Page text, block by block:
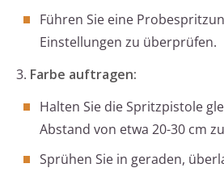
Führen Sie eine
Einstellungen zu überprüfen.
3. Farbe auftragen:
Halten Sie die Spritzpistole
Abstand von etwa 20-30 cm
Sprühen Sie in geraden,